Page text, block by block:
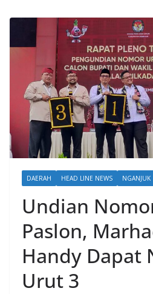
DAERAH HEAD LINE NEWS NGANJUK
Undian
Paslon,
Handy Dapat
Urut 3